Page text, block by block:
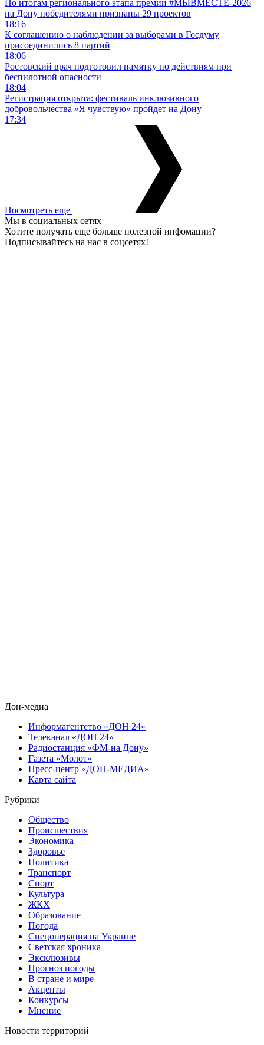
По итогам регионального этапа премии #МЫВМЕСТЕ-2026
на Дону победителями признаны 29 проектов
18:16
К соглашению о наблюдении за выборами в Госдуму
присоединились 8 партий
18:06
Ростовский врач подготовил памятку по действиям при
беспилотной опасности
18:04
Регистрация открыта: фестиваль инклюзивного
добровольчества «Я чувствую» пройдет на Дону
17:34
Посмотреть еще
Мы в социальных сетях
Хотите получать еще больше полезной инфомации?
Подписывайтесь на нас в соцсетях!
Дон-медиа
Информагентство «ДОН 24»
Телеканал «ДОН 24»
Радиостанция «ФМ-на Дону»
Газета «Молот»
Пресс-центр «ДОН-МЕДИА»
Карта сайта
Рубрики
Общество
Происшествия
Экономика
Здоровье
Политика
Транспорт
Спорт
Культура
ЖКХ
Образование
Погода
Спецоперация на Украине
Светская хроника
Эксклюзивы
Прогноз погоды
В стране и мире
Акценты
Конкурсы
Мнение
Новости территорий